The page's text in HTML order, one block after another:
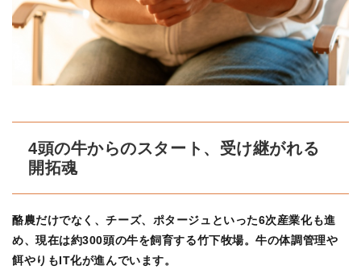
4頭の牛からのスタート、受け継がれる
開拓魂
酪農だけでなく、チーズ、ポタージュといった6次産業化も進
め、現在は約300頭の牛を飼育する竹下牧場。牛の体調管理や
餌やりもIT化が進んでいます。